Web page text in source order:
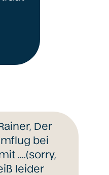
Der
bei
….(sorry,
leider